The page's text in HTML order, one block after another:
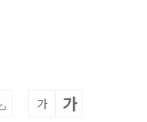
가 가